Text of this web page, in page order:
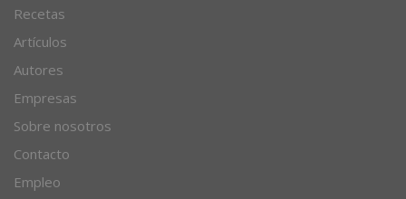
Recetas
Artículos
Autores
Empresas
Sobre nosotros
Contacto
Empleo